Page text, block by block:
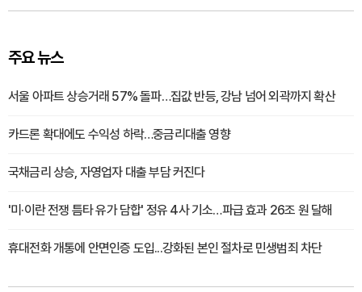
주요 뉴스
서울 아파트 상승거래 57% 돌파…집값 반등, 강남 넘어 외곽까지 확산
카드론 확대에도 수익성 하락…중금리대출 영향
국채금리 상승, 자영업자 대출 부담 커진다
'미·이란 전쟁 틈타 유가 담합' 정유 4사 기소…파급 효과 26조 원 달해
휴대전화 개통에 안면인증 도입...강화된 본인 절차로 민생범죄 차단